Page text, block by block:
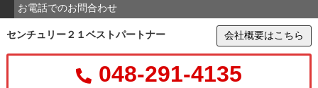
お電話でのお問合わせ
センチュリー２１ベストパートナー 会社概要はこちら
048-291-4135